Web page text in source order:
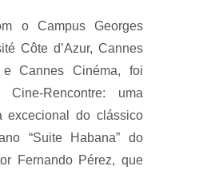
o Campus Georges
Côte d’Azur, Cannes
e Cannes Cinéma, foi
Cine-Rencontre: uma
excecional do clássico
“Suite Habana” do
Fernando Pérez, que